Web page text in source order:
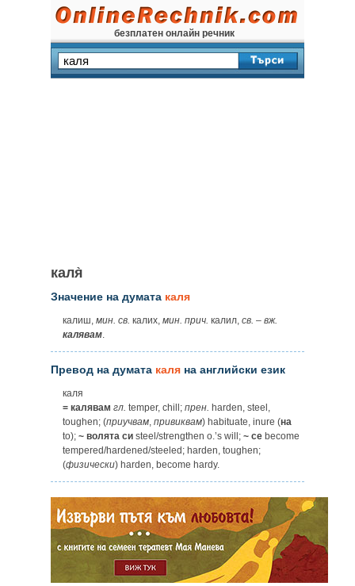
безплатен онлайн речник
каля̀
Значение на думата каля
калиш, мин. св. калих, мин. прич. калил, св. – вж.
калявам.
Превод на думата каля на английски език
каля
= калявам гл. temper, chill; прен. harden, steel,
toughen; (приучвам привиквам) habituate, inure (на
to); ~ волята си steel/strengthen o.’s will; ~ се become
tempered/hardened/steeled; harden, toughen;
(физически) harden, become hardy.